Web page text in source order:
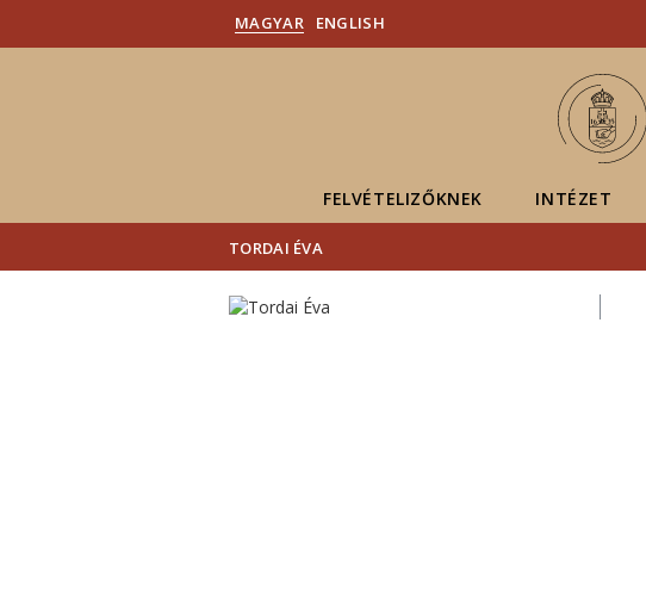
MAGYAR ENGLISH
FELVÉTELIZŐKNEK INTÉZET
TORDAI ÉVA